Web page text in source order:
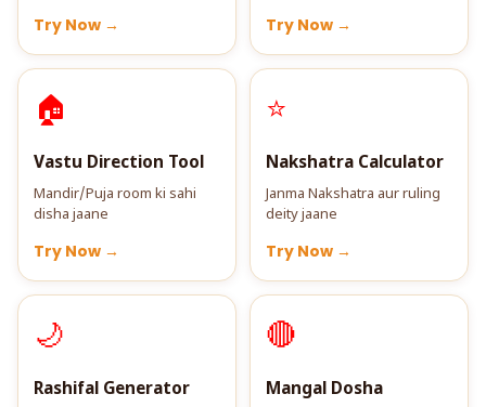
Try Now → Try Now →
🏠
Vastu Direction Tool
Mandir/Puja room ki sahi
disha jaane
Try Now →
⭐
Nakshatra Calculator
Janma Nakshatra aur ruling
deity jaane
Try Now →
🌙
Rashifal Generator
🔴
Mangal Dosha